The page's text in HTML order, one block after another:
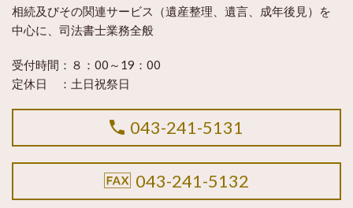
相続及びその関連サービス（遺産整理、遺言、成年後見）を
中心に、司法書士業務全般
受付時間：８：00～19：00
定休日 ：土日祝祭日
043-241-5131
043-241-5132